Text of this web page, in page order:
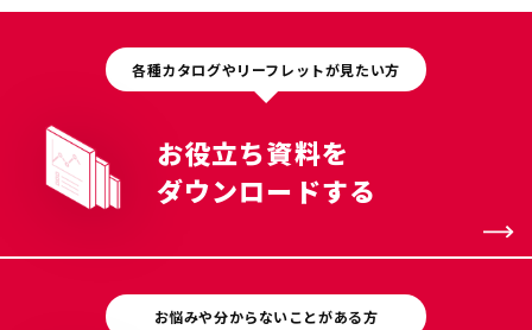
各種カタログやリーフレットが見たい方
お役立ち資料を
ダウンロードする
お悩みや分からないことがある方